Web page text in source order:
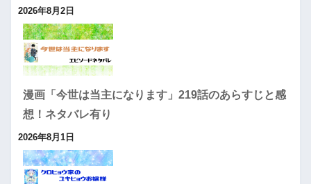
2026年8月2日
漫画「今世は当主になります」219話のあらすじと感
想！ネタバレ有り
2026年8月1日